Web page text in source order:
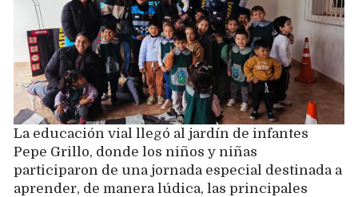
La educación vial llegó al jardín de infantes
Pepe Grillo, donde los niños y niñas
participaron de una jornada especial destinada a
aprender, de manera lúdica, las principales